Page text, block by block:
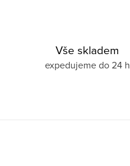
Vše skladem
expedujeme do 24 h